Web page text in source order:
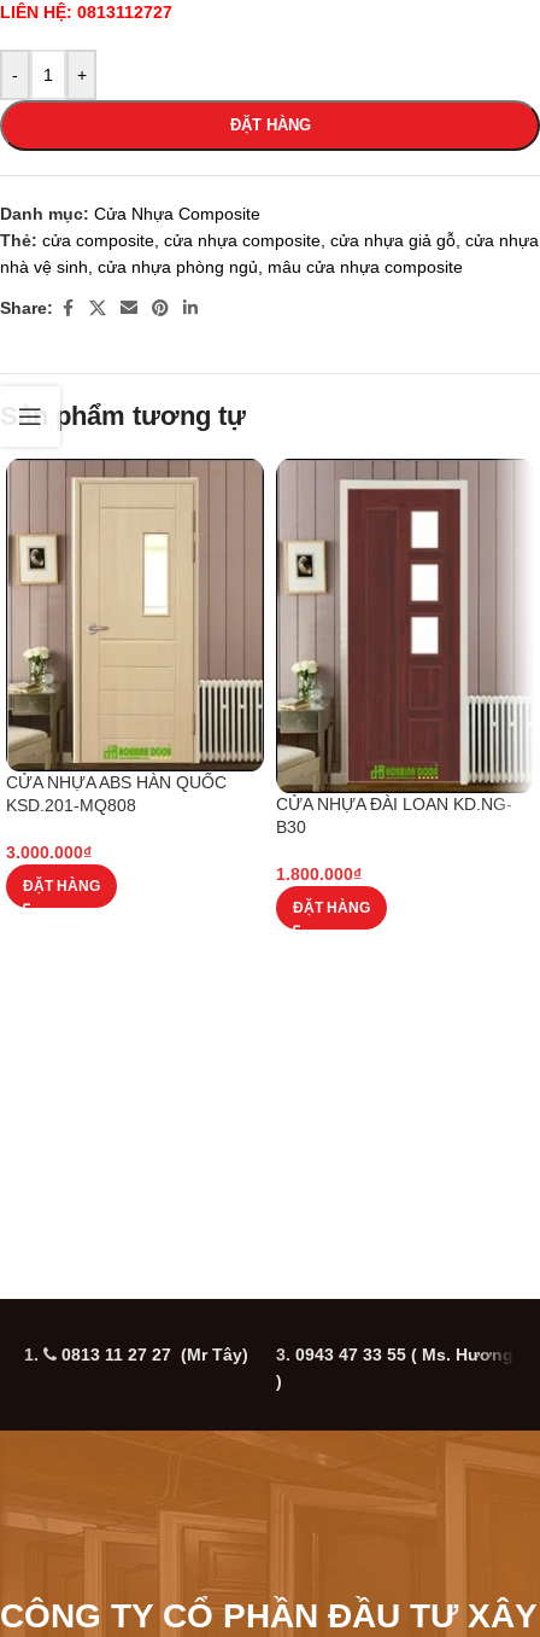
LIÊN HỆ: 0813112727
- +
ĐẶT HÀNG
Danh mục: Cửa Nhựa Composite
Thẻ: cửa composite cửa nhựa composite cửa nhựa giả gỗ cửa nhựa
nhà vệ sinh cửa nhựa phòng ngủ mâu cửa nhựa composite
Share:
Sản phẩm tương tự
CỬA NHỰA ABS HÀN QUỐC
KSD.201-MQ808
3.000.000₫
ĐẶT HÀNG
CỬA NHỰA ĐÀI LOAN KD.NG-
B30
1.800.000₫
ĐẶT HÀNG
1. 0813 11 27 27 (Mr Tây) 3. 0943 47 33 55 ( Ms. Hương
)
CÔNG TY CỔ PHẦN ĐẦU TƯ XÂY